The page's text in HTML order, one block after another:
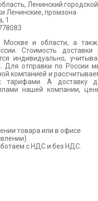
Ленинский городской
Ленинские, промзона
1
Москве и области, а
Стоимость доставки
индивидуально,
Для отправки по России
компанией и
тарифами. А доставку
нашей компании,
товара или в офисе
с НДС и без НДС.